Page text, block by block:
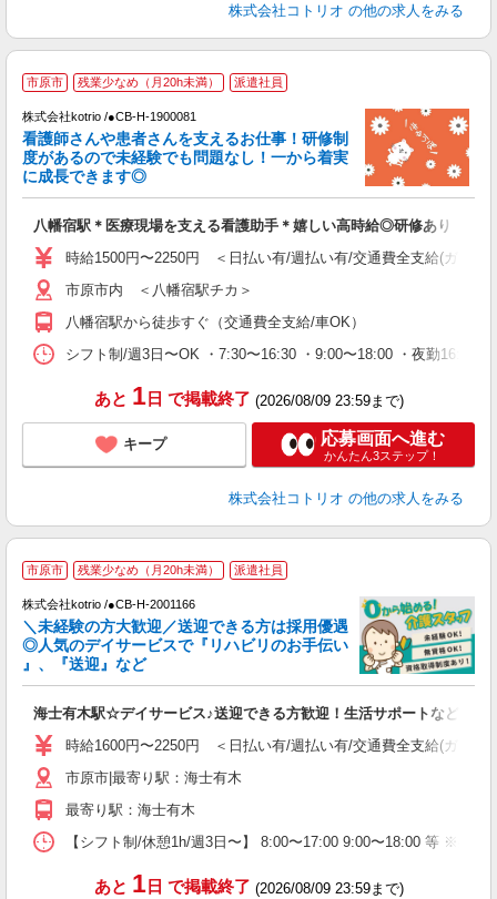
株式会社コトリオ の他の求人をみる
市原市 残業少なめ（月20h未満） 派遣社員
株式会社kotrio /●CB-H-1900081
看護師さんや患者さんを支えるお仕事！研修制
度があるので未経験でも問題なし！一から着実
に成長できます◎
八幡宿駅＊医療現場を支える看護助手＊嬉しい高時給◎研修あり
時給1500円〜2250円 ＜日払い有/週払い有/交通費全支給(ガソリ
市原市内 ＜八幡宿駅チカ＞
八幡宿駅から徒歩すぐ（交通費全支給/車OK）
シフト制/週3日〜OK ・7:30〜16:30 ・9:00〜18:00 ・夜勤16:00
あと 1日 で掲載終了 (2026/08/09 23:59まで)
キープ 応募画面へ進む
かんたん3ステップ！
株式会社コトリオ の他の求人をみる
市原市 残業少なめ（月20h未満） 派遣社員
株式会社kotrio /●CB-H-2001166
＼未経験の方大歓迎／送迎できる方は採用優遇
◎人気のデイサービスで『リハビリのお手伝い
』、『送迎』など
海士有木駅☆デイサービス♪送迎できる方歓迎！生活サポートなど
時給1600円〜2250円 ＜日払い有/週払い有/交通費全支給(ガソリ
市原市|最寄り駅：海士有木
最寄り駅：海士有木
【シフト制/休憩1h/週3日〜】 8:00〜17:00 9:00〜18:00 等 ※残業
あと 1日 で掲載終了 (2026/08/09 23:59まで)